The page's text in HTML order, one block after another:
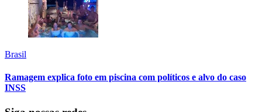
Brasil
Ramagem explica foto em piscina com políticos e alvo do caso
INSS